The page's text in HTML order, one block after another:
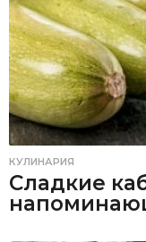
КУЛИНАРИЯ
Сладкие